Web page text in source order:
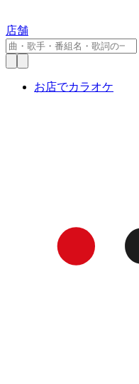
店舗
お店でカラオケ